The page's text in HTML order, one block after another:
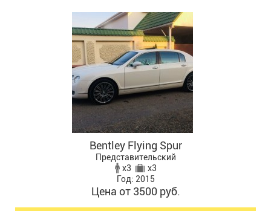
Bentley Flying Spur
Представительский
x3
x3
Год: 2015
Цена от 3500 руб.